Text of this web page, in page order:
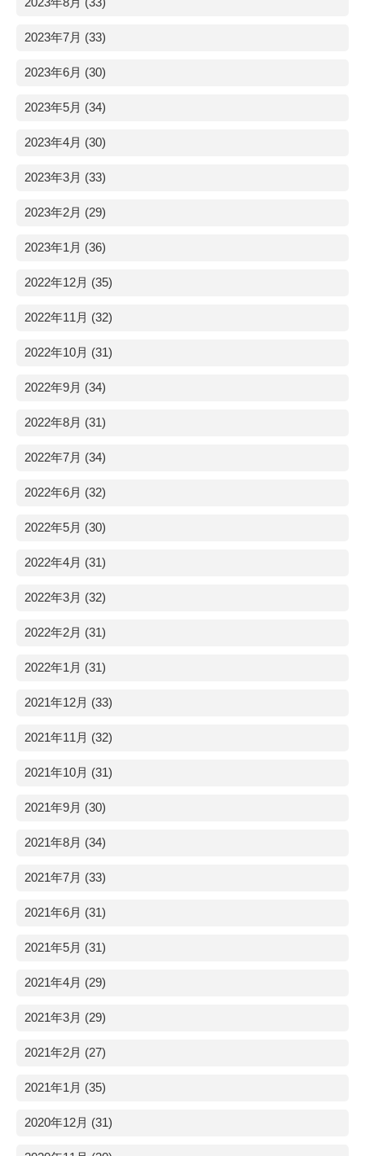
2023年7月 (33)
2023年6月 (30)
2023年5月 (34)
2023年4月 (30)
2023年3月 (33)
2023年2月 (29)
2023年1月 (36)
2022年12月 (35)
2022年11月 (32)
2022年10月 (31)
2022年9月 (34)
2022年8月 (31)
2022年7月 (34)
2022年6月 (32)
2022年5月 (30)
2022年4月 (31)
2022年3月 (32)
2022年2月 (31)
2022年1月 (31)
2021年12月 (33)
2021年11月 (32)
2021年10月 (31)
2021年9月 (30)
2021年8月 (34)
2021年7月 (33)
2021年6月 (31)
2021年5月 (31)
2021年4月 (29)
2021年3月 (29)
2021年2月 (27)
2021年1月 (35)
2020年12月 (31)